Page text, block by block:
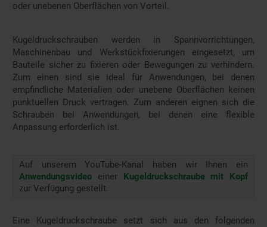
oder unebenen Oberflächen von Vorteil.
Kugeldruckschrauben werden in Spannvorrichtungen,
Maschinenbau und Werkstückfixierungen eingesetzt, um
Bauteile sicher zu fixieren oder Bewegungen zu verhindern.
Zum einen sind sie ideal für Anwendungen, bei denen
empfindliche Materialien oder unebene Oberflächen keinen
punktuellen Druck vertragen. Zum anderen eignen sich die
Schrauben bei Anwendungen, bei denen eine flexible
Anpassung erforderlich ist.
Auf unserem YouTube-Kanal haben wir Ihnen ein
Anwendungsvideo einer Kugeldruckschraube mit Kopf
zur Verfügung gestellt.
Eine Kugeldruckschraube setzt sich aus den folgenden